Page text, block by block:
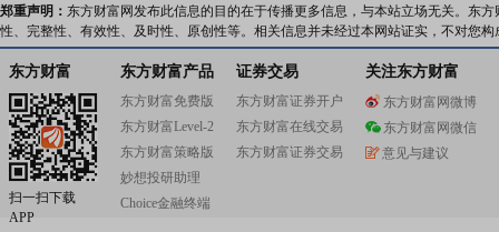
郑重声明： 东方财富网发布此信息的目的在于传播更多信息，与本站立场无关。东
性、完整性、有效性、及时性、原创性等。相关信息并未经过本网站证实，不对您
东方财富
扫一扫下载
APP
东方财富产品
东方财富免费版
东方财富Level-2
东方财富策略版
妙想投研助理
Choice金融终端
证券交易
东方财富证券开户
东方财富在线交易
东方财富证券交易
关注东方财富
东方财富网微博
东方财富网微信
意见与建议